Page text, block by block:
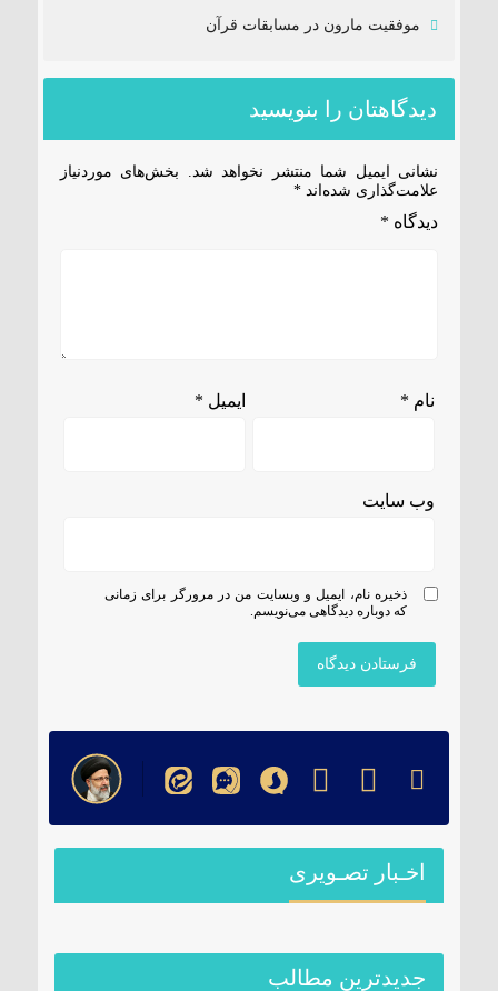
موفقیت مارون در مسابقات قرآن
دیدگاهتان را بنویسید
نشانی ایمیل شما منتشر نخواهد شد.
بخش‌های موردنیاز
علامت‌گذاری شده‌اند *
دیدگاه *
نام * ایمیل *
وب‌ سایت
ذخیره نام، ایمیل و وبسایت من در مرورگر برای زمانی
که دوباره دیدگاهی می‌نویسم.
اخـبار تصـویری
جدیدترین مطالب